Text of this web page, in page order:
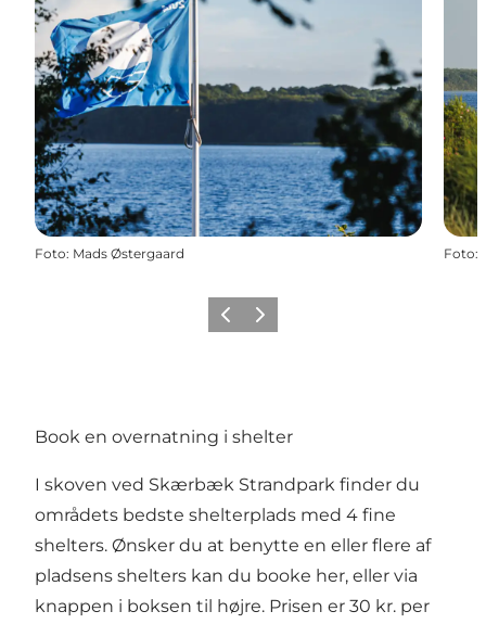
Foto: Mads Østergaard Foto:
ForrigeNæste
Book en overnatning i shelter
I skoven ved Skærbæk Strandpark finder du
områdets bedste shelterplads med 4 fine
shelters. Ønsker du at benytte en eller flere af
pladsens shelters kan du booke her, eller via
knappen i boksen til højre. Prisen er 30 kr. per